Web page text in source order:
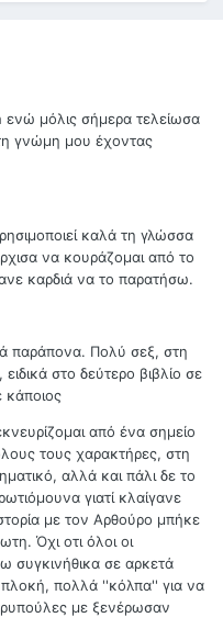
μόλις σήμερα τελείωσα
γνώμη μου έχοντας
καλά τη γλώσσα
να κουράζομαι από το
καρδιά να το παρατήσω.
παράπονα. Πολύ σεξ, στη
στο δεύτερο βιβλίο σε
από ένα σημείο
τους χαρακτήρες, στη
αλλά και πάλι δε το
γιατί κλαίγανε
με τον Αρθούρο μπήκε
Όχι οτι όλοι οι
συγκινήθικα σε αρκετά
πολλά ''κόλπα'' για να
με ξενέρωσαν